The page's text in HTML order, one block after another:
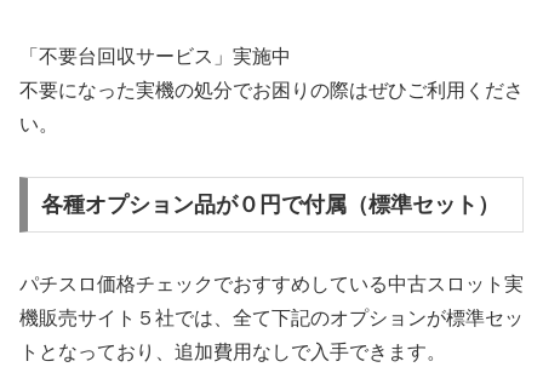
「不要台回収サービス」実施中
不要になった実機の処分でお困りの際はぜひご利用くださ
い。
各種オプション品が０円で付属（標準セット）
パチスロ価格チェックでおすすめしている中古スロット実
機販売サイト５社では、全て下記のオプションが標準セッ
トとなっており、追加費用なしで入手できます。